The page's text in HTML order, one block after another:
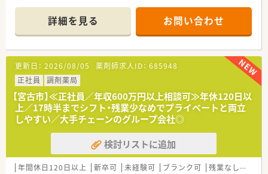
＊------------------------------------------＊
【店舗情報と応需状況について】
■最寄り駅の宮古駅から徒歩10分という通勤に便利な好立地に
位置しており日々の通勤負担が少なく通いやすい環境です。
■近隣医療機関から内科や泌尿器科および神経内科などの処方
箋を1日あたり60枚から70枚程度応需しております。
■現在の勤務体制は常勤薬剤師が2名と非常勤薬剤師が1名に加
えて医療事務5名が在籍しており手厚い人員配置です。
【法人特徴について】
■グループ企業にて接骨院の経営も手掛けており多角的なヘル
スケア事業を通じて地域住民の健康増進に貢献しております。
■地域の皆様に信頼される薬局づくりを目指しており患者様一
人ひとりに寄り添った温かみのある医療サービスを提供しま
詳細を見る お問い合わせ
更新日： 2026/08/05 薬剤師求人ID： 685948
正社員
調剤薬局
【宮古市】≪正社員／年収600万円以上相談可≫年休120日以
上／17時半までシフト・残業少なめでプライベートと両立
しやすい／大手チェーンのグループ会社◎
検討リストに追加
年間休日120日以上 新卒可 未経験可 ブランク可 残業なし(ほぼなし含む)